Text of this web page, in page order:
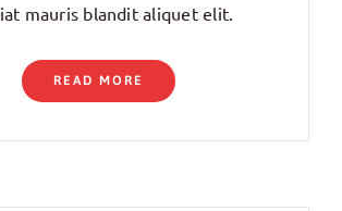
mauris blandit aliquet elit.
READ MORE